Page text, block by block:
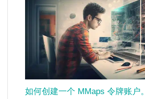
如何创建一个 MMaps 令牌账户。